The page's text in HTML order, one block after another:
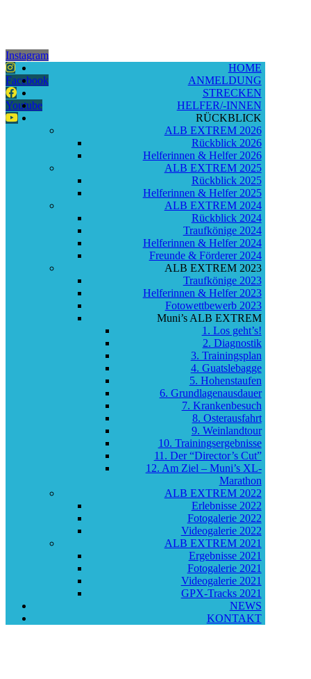
Instagram
Facebook
Youtube
HOME
ANMELDUNG
STRECKEN
HELFER/-INNEN
RÜCKBLICK
ALB EXTREM 2026
Rückblick 2026
Helferinnen & Helfer 2026
ALB EXTREM 2025
Rückblick 2025
Helferinnen & Helfer 2025
ALB EXTREM 2024
Rückblick 2024
Traufkönige 2024
Helferinnen & Helfer 2024
Freunde & Förderer 2024
ALB EXTREM 2023
Traufkönige 2023
Helferinnen & Helfer 2023
Fotowettbewerb 2023
Muni’s ALB EXTREM
1. Los geht’s!
2. Diagnostik
3. Trainingsplan
4. Guatslebagge
5. Hohenstaufen
6. Grundlagenausdauer
7. Krankenbesuch
8. Osterausfahrt
9. Weinlandtour
10. Trainingsergebnisse
11. Der “Director’s Cut”
12. Am Ziel – Muni’s XL-
Marathon
ALB EXTREM 2022
Erlebnisse 2022
Fotogalerie 2022
Videogalerie 2022
ALB EXTREM 2021
Ergebnisse 2021
Fotogalerie 2021
Videogalerie 2021
GPX-Tracks 2021
NEWS
KONTAKT